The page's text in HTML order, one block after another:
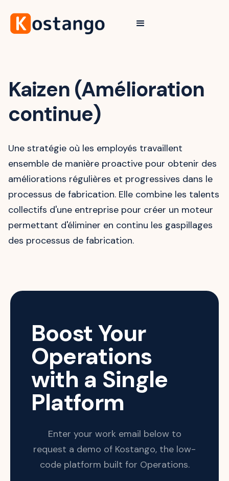
Kaizen (Amélioration
continue)
Une stratégie où les employés travaillent
ensemble de manière proactive pour obtenir des
améliorations régulières et progressives dans le
processus de fabrication. Elle combine les talents
collectifs d'une entreprise pour créer un moteur
permettant d'éliminer en continu les gaspillages
des processus de fabrication.
Boost Your
Operations
with a Single
Platform
Enter your work email below to
request a demo of Kostango, the low-
code platform built for Operations.